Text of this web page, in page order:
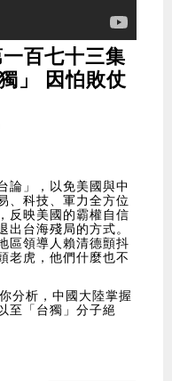
一百七十三集
」 因怕敗仗
論」，以免美國與中
、科技、軍力全方位
反映美國的霸權自信
出台海殘局的方式。
區領導人賴清德顫抖
老虎，他們什麼也不
分析，中國大陸掌握
至「台獨」分子絕